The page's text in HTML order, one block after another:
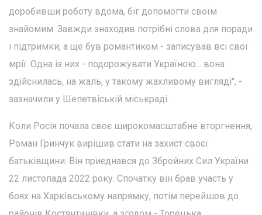
доробивши роботу вдома, біг допомогти своїм
знайомим. Завжди знаходив потрібні слова для поради
і підтримки, а ще був романтиком - записував всі свої
мрії. Одна із них - подорожувати Україною... вона
здійснилась, на жаль, у такому жахливому вигляді", -
зазначили у Шепетвіській міськраді.
Коли Росія почала своє широкомасштабне вторгнення,
Роман Гринчук вирішив стати на захист своєї
батьківщини. Він приєднався до Збройних Сил України
22 листопада 2022 року. Спочатку він брав участь у
боях на Харківському напрямку, потім перейшов до